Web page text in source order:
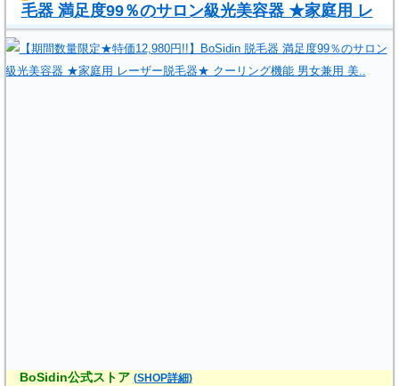
毛器 満足度99％のサロン級光美容器 ★家庭用 レ
ーザー脱毛器★ クーリング機能 男女兼用 美..
BoSidin公式ストア (SHOP詳細)